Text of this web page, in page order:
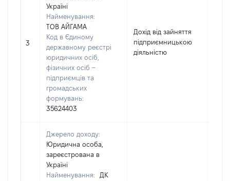
3
Україні
Найменування:
ТОВ АЙГАМА
Код в Єдиному
державному реєстрі
юридичних осіб,
фізичних осіб –
підприємців та
громадських
формувань:
35624403
Дохід від зайняття
підприємницькою
діяльністю
Джерело доходу:
Юридична особа,
зареєстрована в
Україні
Найменування:
ДК